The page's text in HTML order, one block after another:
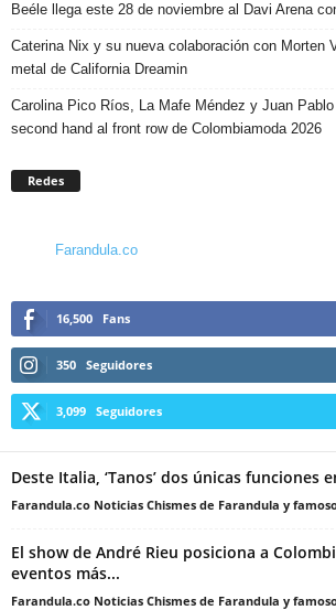
Beéle llega este 28 de noviembre al Davi Arena
Caterina Nix y su nueva colaboración con Morten
metal de California Dreamin
Carolina Pico Ríos, La Mafe Méndez y Juan
second hand al front row de Colombiamoda 2026
Redes
Farandula.co
16,500 Fans
350 Seguidores
3,099 Seguidores
Deste Italia, ‘Tanos’ dos únicas funciones
Farandula.co Noticias Chismes de Farandula y
El show de André Rieu posiciona a
eventos más...
Farandula.co Noticias Chismes de Farandula y